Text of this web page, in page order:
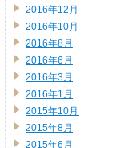
2016年12月
2016年10月
2016年8月
2016年6月
2016年3月
2016年1月
2015年10月
2015年8月
2015年6月